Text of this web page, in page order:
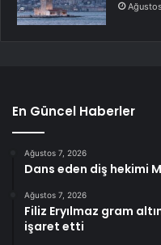
En Güncel Haberler
Ağustos 7, 2026
Dans eden diş hekimi
Ağustos 7, 2026
Filiz Eryılmaz gram
işaret etti